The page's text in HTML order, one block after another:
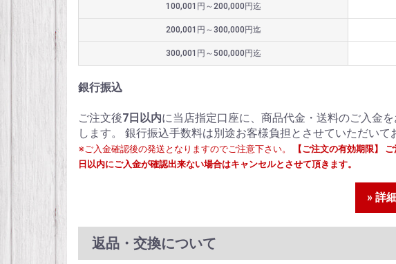
100,001円～200,000円迄
200,001円～300,000円迄
300,001円～500,000円迄
銀行振込
ご注文後7日以内に当店指定口座に、商品代金・送料のご入金
します。 銀行振込手数料は別途お客様負担とさせていただいて
※ご入金確認後の発送となりますのでご注意下さい。
【ご注文の有効期限】
日以内にご入金が確認出来ない場合はキャンセルとさせて頂きます。
» 詳
返品・交換について